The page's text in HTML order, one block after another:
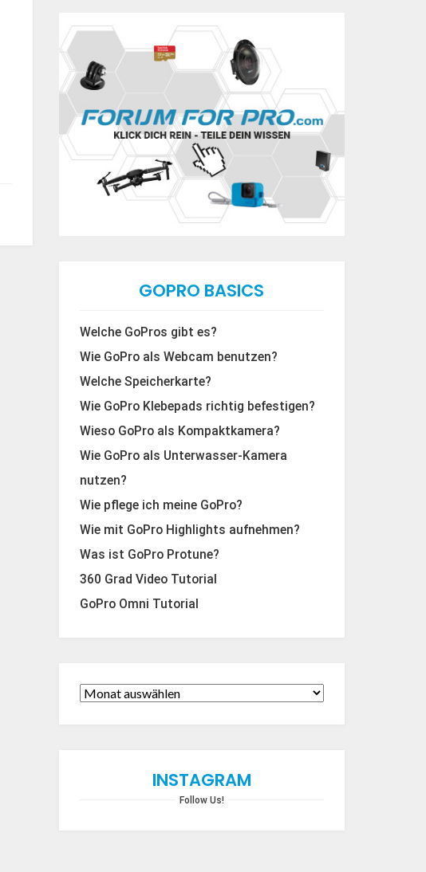
GOPRO BASICS
Welche GoPros gibt es?
Wie GoPro als Webcam benutzen?
Welche Speicherkarte?
Wie GoPro Klebepads richtig befestigen?
Wieso GoPro als Kompaktkamera?
Wie GoPro als Unterwasser-Kamera
nutzen?
Wie pflege ich meine GoPro?
Wie mit GoPro Highlights aufnehmen?
Was ist GoPro Protune?
360 Grad Video Tutorial
GoPro Omni Tutorial
INSTAGRAM
Follow Us!